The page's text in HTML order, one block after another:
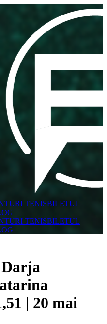
TENISBILETUL
TENISBILETUL
| 20 mai